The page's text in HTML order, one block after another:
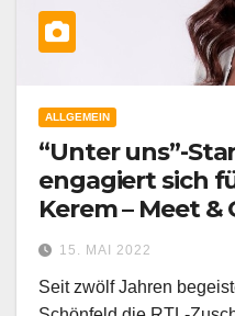
ALLGEMEIN
“Unter uns”-
engagiert sich
Kerem – Meet
15. MAI 2022
Seit zwölf Jahren